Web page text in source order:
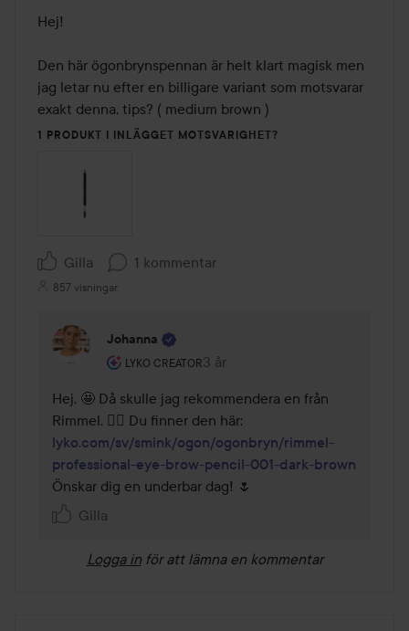
Hej!
Den här ögonbrynspennan är helt klart magisk men
jag letar nu efter en billigare variant som motsvarar
exakt denna, tips? ( medium brown )
1 PRODUKT I INLÄGGET MOTSVARIGHET?
Gilla 1 kommentar
857 visningar
Johanna
LYKO CREATOR
Användarens roll: Lyko Creator.
3 år
Kommentaren lades 3 år
Hej, 🤩 Då skulle jag rekommendera en från
lyko.com/sv/smink/ogon/ogonbryn/rimmel-
professional-eye-brow-pencil-001-dark-brown
Önskar dig en underbar dag! 🌷
Gilla
Logga in för att lämna en kommentar